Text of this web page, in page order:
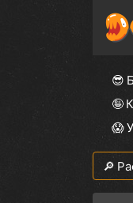
😎
🤪
😱
🔎